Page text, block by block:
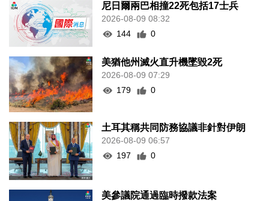
尼日爾兩巴相撞22死包括17士兵
2026-08-09 08:32
144
0
美猶他州滅火直升機墜毀2死
2026-08-09 07:29
179
0
土耳其稱共同防務協議非針對伊朗
2026-08-09 06:57
197
0
美參議院通過臨時撥款法案